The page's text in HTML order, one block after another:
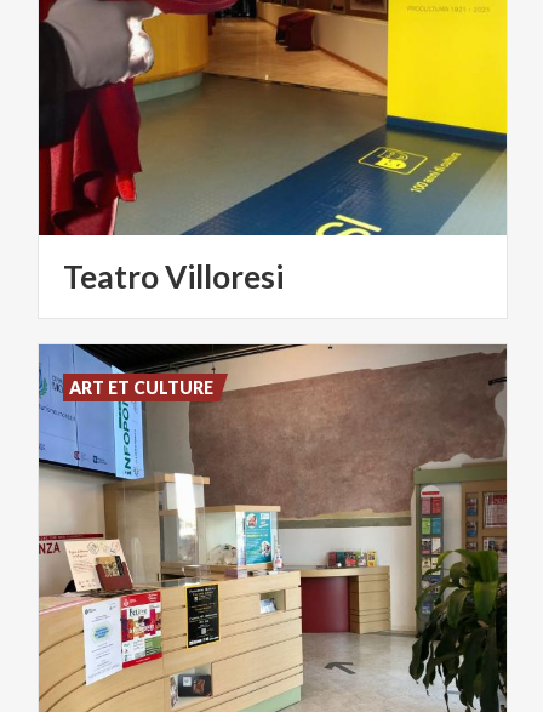
TeatroVilloresi
ART ET CULTURE